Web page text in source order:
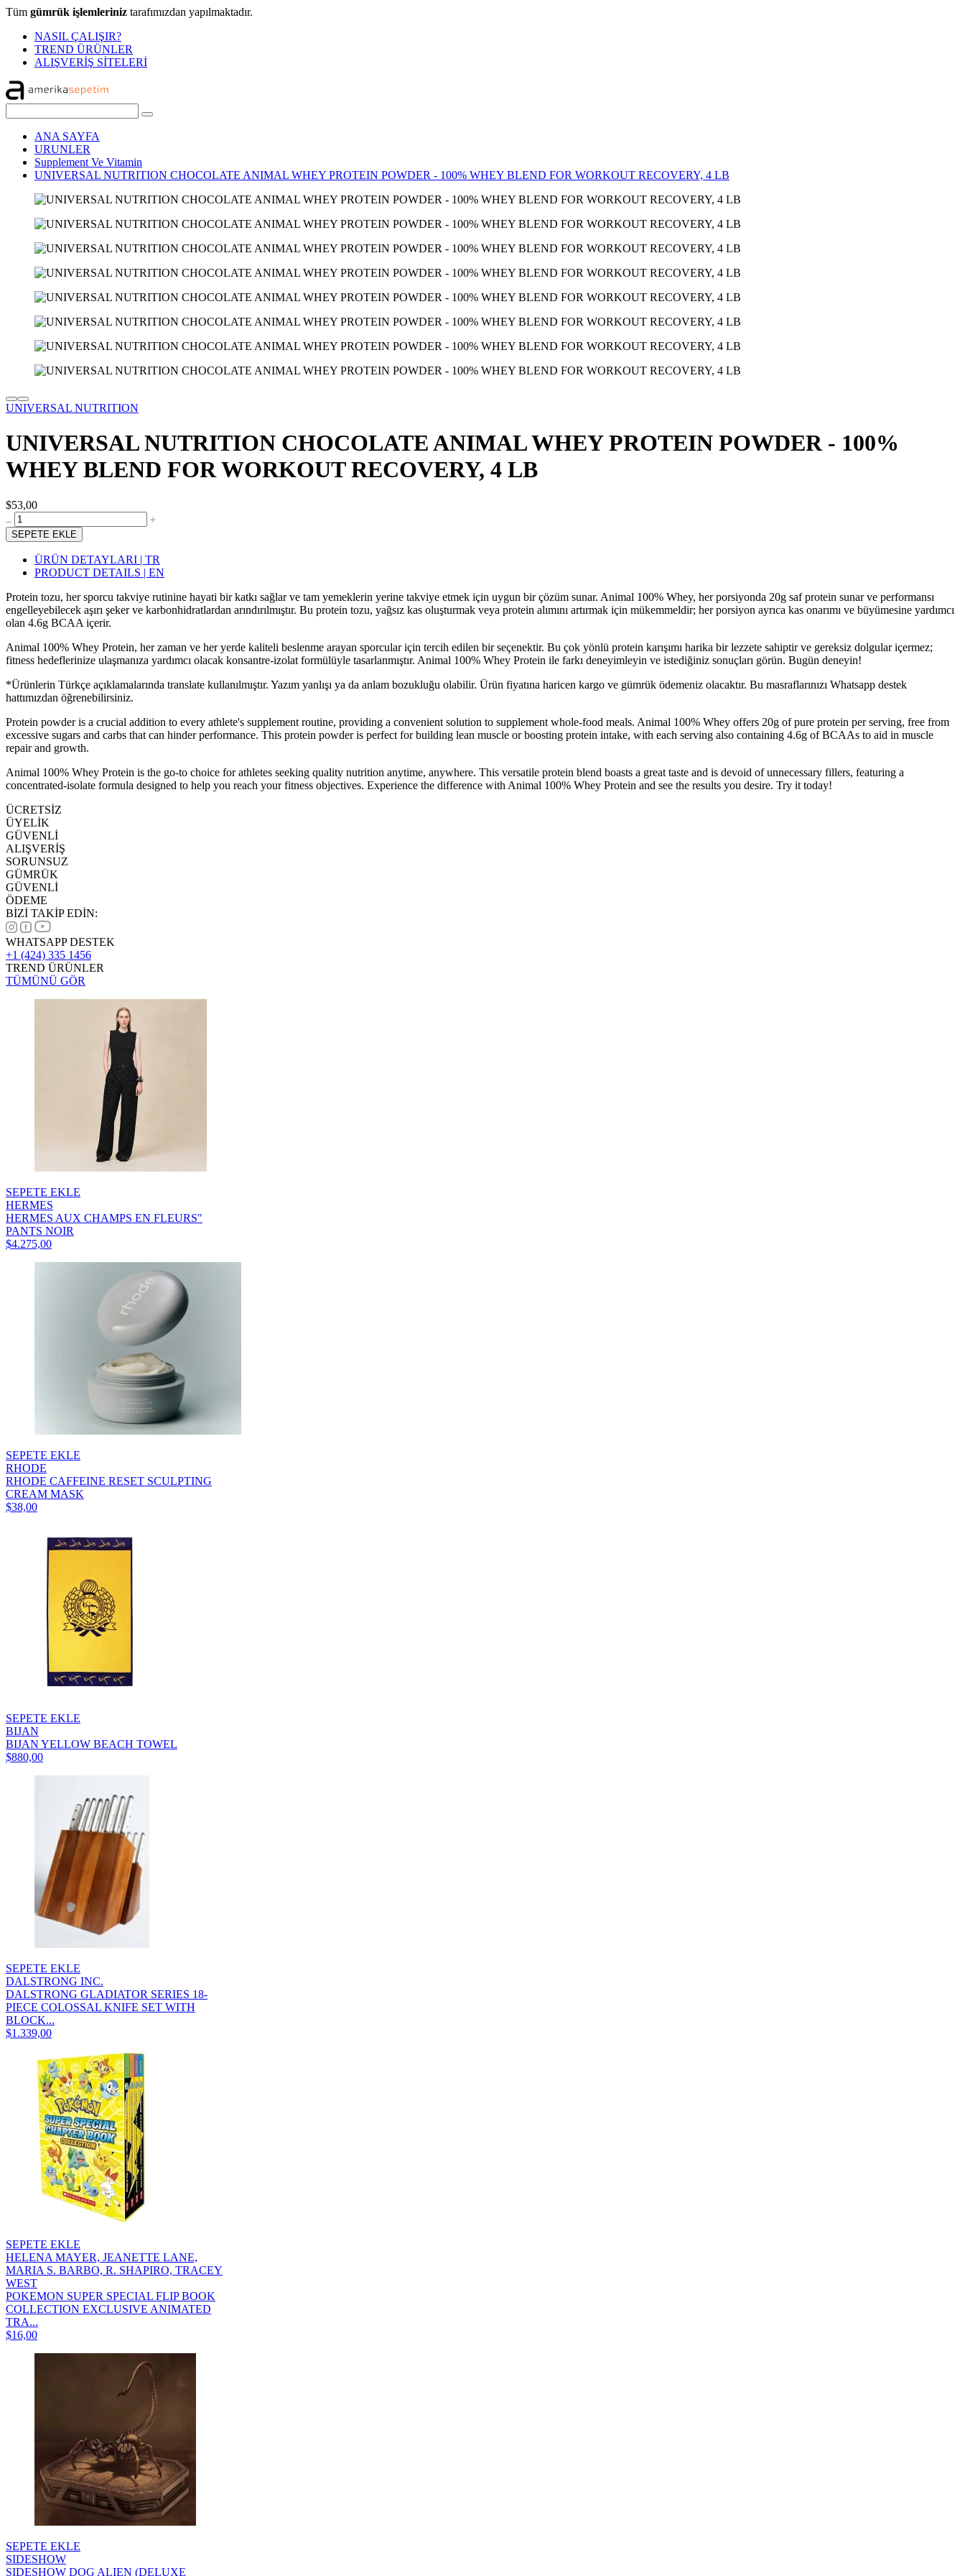
Tüm gümrük işlemleriniz tarafımızdan yapılmaktadır.
NASIL ÇALIŞIR?
TREND ÜRÜNLER
ALIŞVERİŞ SİTELERİ
ANA SAYFA
URUNLER
Supplement Ve Vitamin
UNIVERSAL NUTRITION CHOCOLATE ANIMAL WHEY PROTEIN POWDER - 100% WHEY BLEND FOR WORKOUT RECOVERY, 4 LB
UNIVERSAL NUTRITION
UNIVERSAL NUTRITION CHOCOLATE ANIMAL WHEY PROTEIN POWDER - 100%
WHEY BLEND FOR WORKOUT RECOVERY, 4 LB
$53,00
SEPETE EKLE
ÜRÜN DETAYLARI | TR
PRODUCT DETAILS | EN
Protein tozu, her sporcu takviye rutinine hayati bir katkı sağlar ve tam yemeklerin yerine takviye etmek için uygun bir çözüm sunar. Animal 100% Whey, her porsiyonda 20g saf protein sunar ve performansı
engelleyebilecek aşırı şeker ve karbonhidratlardan arındırılmıştır. Bu protein tozu, yağsız kas oluşturmak veya protein alımını artırmak için mükemmeldir; her porsiyon ayrıca kas onarımı ve büyümesine yardımcı
olan 4.6g BCAA içerir.
Animal 100% Whey Protein, her zaman ve her yerde kaliteli beslenme arayan sporcular için tercih edilen bir seçenektir. Bu çok yönlü protein karışımı harika bir lezzete sahiptir ve gereksiz dolgular içermez;
fitness hedeflerinize ulaşmanıza yardımcı olacak konsantre-izolat formülüyle tasarlanmıştır. Animal 100% Whey Protein ile farkı deneyimleyin ve istediğiniz sonuçları görün. Bugün deneyin!
*Ürünlerin Türkçe açıklamalarında translate kullanılmıştır. Yazım yanlışı ya da anlam bozukluğu olabilir. Ürün fiyatına haricen kargo ve gümrük ödemeniz olacaktır. Bu masraflarınızı Whatsapp destek
hattımızdan öğrenebilirsiniz.
Protein powder is a crucial addition to every athlete's supplement routine, providing a convenient solution to supplement whole-food meals. Animal 100% Whey offers 20g of pure protein per serving, free from
excessive sugars and carbs that can hinder performance. This protein powder is perfect for building lean muscle or boosting protein intake, with each serving also containing 4.6g of BCAAs to aid in muscle
repair and growth.
Animal 100% Whey Protein is the go-to choice for athletes seeking quality nutrition anytime, anywhere. This versatile protein blend boasts a great taste and is devoid of unnecessary fillers, featuring a
concentrated-isolate formula designed to help you reach your fitness objectives. Experience the difference with Animal 100% Whey Protein and see the results you desire. Try it today!
ÜCRETSİZ
ÜYELİK
GÜVENLİ
ALIŞVERİŞ
SORUNSUZ
GÜMRÜK
GÜVENLİ
ÖDEME
BİZİ TAKİP EDİN:
WHATSAPP DESTEK
+1 (424) 335 1456
TREND ÜRÜNLER
TÜMÜNÜ GÖR
SEPETE EKLE
HERMES
HERMES AUX CHAMPS EN FLEURS"
PANTS NOIR
$4.275,00
SEPETE EKLE
RHODE
RHODE CAFFEINE RESET SCULPTING
CREAM MASK
$38,00
SEPETE EKLE
BIJAN
BIJAN YELLOW BEACH TOWEL
$880,00
SEPETE EKLE
DALSTRONG INC.
DALSTRONG GLADIATOR SERIES 18-
PIECE COLOSSAL KNIFE SET WITH
BLOCK...
$1.339,00
SEPETE EKLE
HELENA MAYER, JEANETTE LANE,
MARIA S. BARBO, R. SHAPIRO, TRACEY
WEST
POKEMON SUPER SPECIAL FLIP BOOK
COLLECTION EXCLUSIVE ANIMATED
TRA...
$16,00
SEPETE EKLE
SIDESHOW
SIDESHOW DOG ALIEN (DELUXE